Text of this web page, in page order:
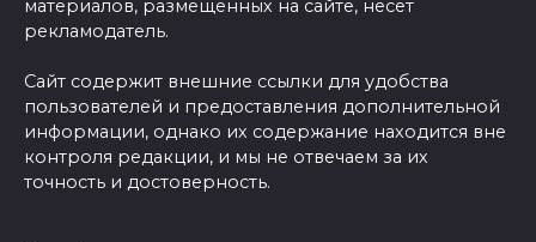
материалов, размещенных на сайте, несет
рекламодатель.
Сайт содержит внешние ссылки для удобства
пользователей и предоставления дополнительной
информации, однако их содержание находится вне
контроля редакции, и мы не отвечаем за их
точность и достоверность.